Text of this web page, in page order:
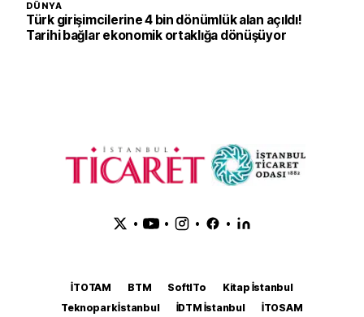
DÜNYA
Türk girişimcilerine 4 bin dönümlük alan açıldı!
Tarihi bağlar ekonomik ortaklığa dönüşüyor
• • • •
İTOTAM BTM SoftITo
Kitap İstanbul
Teknopark İstanbul
İDTM İstanbul
İTOSAM